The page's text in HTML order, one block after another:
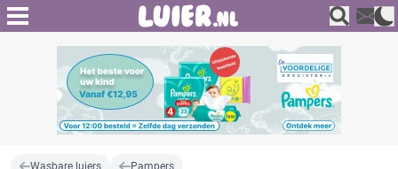
Wasbare luiers Pampers